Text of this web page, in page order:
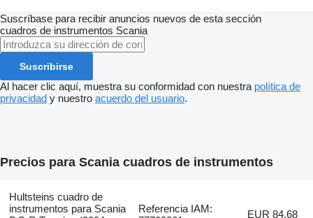
Suscríbase para recibir anuncios nuevos de esta sección
cuadros de instrumentos Scania
Suscribirse
Al hacer clic aquí, muestra su conformidad con nuestra política de
privacidad y nuestro acuerdo del usuario.
Precios para Scania cuadros de instrumentos
Hultsteins cuadro de
instrumentos para Scania
Referencia IAM:
EUR 84,68